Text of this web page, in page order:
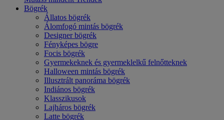
Bögrék
Állatos bögrék
Álomfogó mintás bögrék
Designer bögrék
Fényképes bögre
Focis bögrék
Gyermekeknek és gyermeklelkű felnőtteknek
Halloween mintás bögrék
Illusztrált panoráma bögrék
Indiános bögrék
Klasszikusok
Lajháros bögrék
Latte bögrék